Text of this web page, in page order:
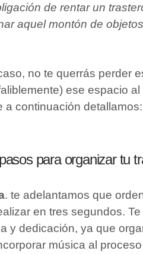
de rentar un
aquel montón de
no te querrás perder
ese espacio
a continuación detallamos:
para organizar tu
. te adelantamos que
en tres segundos.
y dedicación, ya que
música al